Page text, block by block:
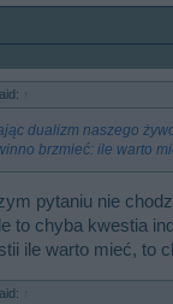
dualizm naszego
brzmieć: ile warto
pytaniu nie
to chyba kwestia
ile warto mieć, to